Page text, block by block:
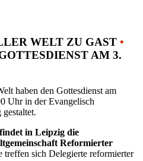
WELT ZU GAST •
AM 3.
haben den Gottesdienst am
Uhr in der Evangelisch
in Leipzig die
Reformierter
treffen sich Delegierte reformierter